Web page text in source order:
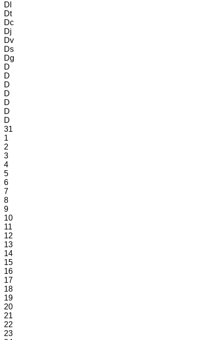
Dl
Dt
Dc
Dj
Dv
Ds
Dg
D
D
D
D
D
D
D
31
1
2
3
4
5
6
7
8
9
10
11
12
13
14
15
16
17
18
19
20
21
22
23